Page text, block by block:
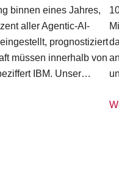
binnen eines Jahres,
aller Agentic-AI-
prognostiziert
müssen innerhalb von
IBM. Unser…